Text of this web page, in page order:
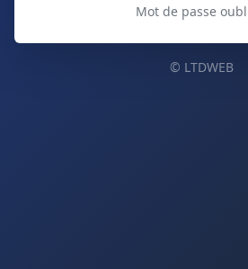
Mot de passe
© LTDWEB